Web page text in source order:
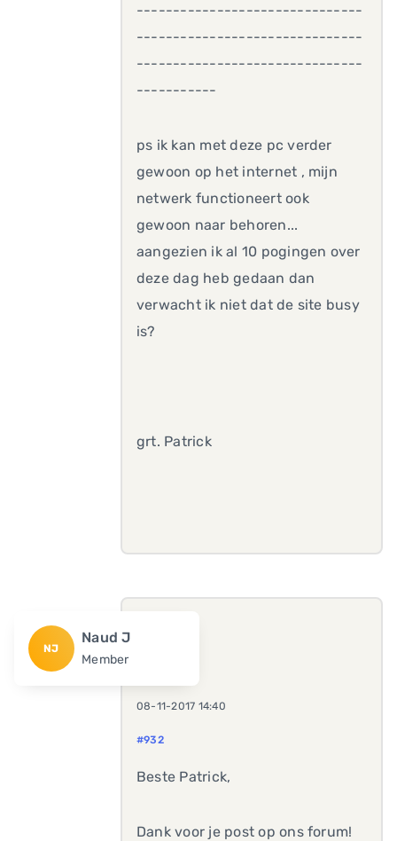
-------------------------------
-------------------------------
-------------------------------
-----------
ps ik kan met deze pc verder
gewoon op het internet , mijn
netwerk functioneert ook
gewoon naar behoren...
aangezien ik al 10 pogingen over
deze dag heb gedaan dan
verwacht ik niet dat de site busy
is?
grt. Patrick
NJ
Naud J
Member
08-11-2017 14:40
#932
Beste Patrick,
Dank voor je post op ons forum!